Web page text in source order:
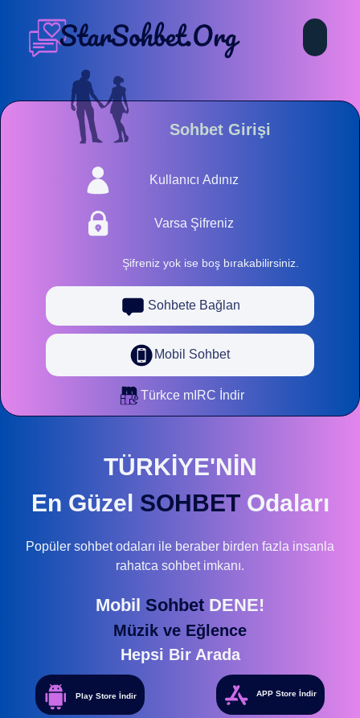
Sohbet Girişi
Şifreniz yok ise boş bırakabilirsiniz.
Sohbete Bağlan
Mobil Sohbet
Türkce mIRC İndir
TÜRKİYE'NİN
En Güzel SOHBETOdaları
Popüler sohbet odaları ile beraber birden fazla insanla
rahatca sohbet imkanı.
Mobil Sohbet DENE!
Müzik ve Eğlence
Hepsi Bir Arada
Play Store İndir APP Store İndir